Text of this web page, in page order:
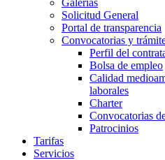
Galerías
Solicitud General
Portal de transparencia
Convocatorias y
Perfil del
Bolsa de empleo
Calidad
laborales
Charter
Convocatorias
Patrocinios
Tarifas
Servicios